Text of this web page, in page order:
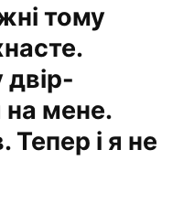
тому
двір-
на мене.
Тепер і я не